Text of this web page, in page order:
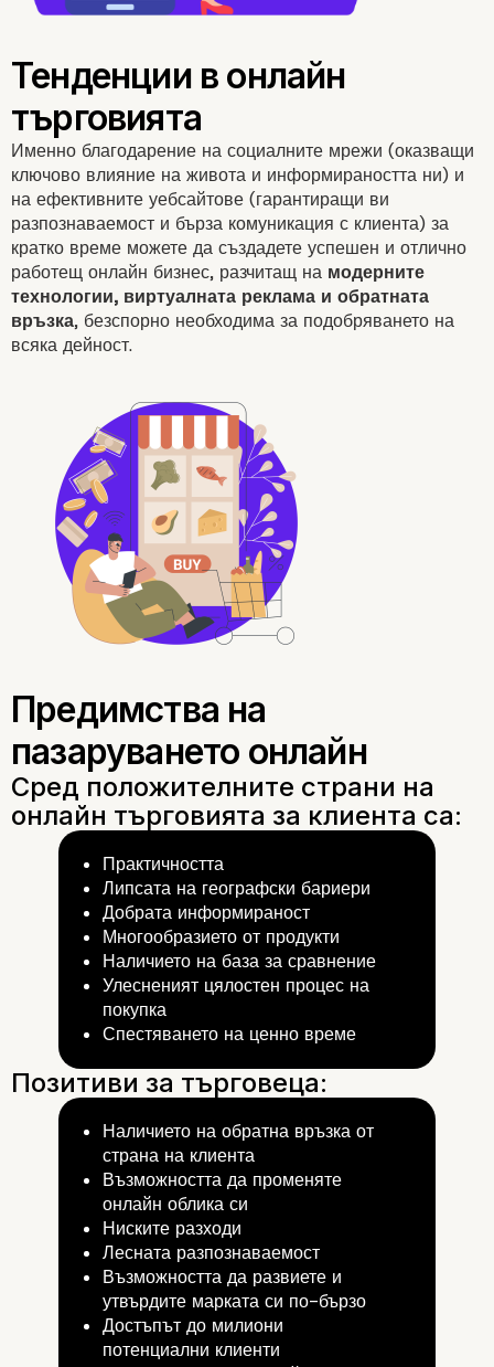
Тенденции в онлайн
Именно благодарение на социалните мрежи (оказващи
ключово влияние на живота и информираността ни) и
на ефективните уебсайтове (гарантиращи ви
разпознаваемост и бърза комуникация с клиента) за
кратко време можете да създадете успешен и отлично
работещ онлайн бизнес, разчитащ на модерните
технологии, виртуалната реклама и обратната
връзка, безспорно необходима за подобряването на
всяка дейност.
Практичността
Липсата на географски бариери
Добрата информираност
Многообразието от продукти
Наличието на база за сравнение
Улесненият цялостен процес на
покупка
Спестяването на ценно време
Наличието на обратна връзка от
страна на клиента
Възможността да променяте
онлайн облика си
Ниските разходи
Лесната разпознаваемост
Възможността да развиете и
утвърдите марката си по-бързо
Достъпът до милиони
потенциални клиенти